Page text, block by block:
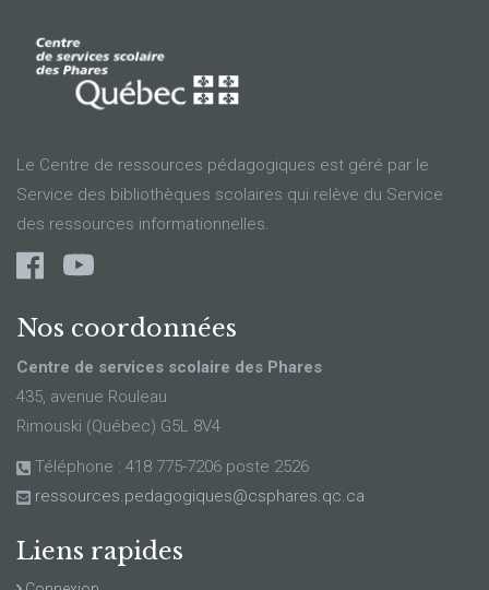
Le Centre de ressources pédagogiques est géré par le
Service des bibliothèques scolaires qui relève du Service
des ressources informationnelles.
Nos coordonnées
Centre de services scolaire des Phares
435, avenue Rouleau
Rimouski (Québec) G5L 8V4
Téléphone : 418 775-7206 poste 2526
ressources.pedagogiques@csphares.qc.ca
Liens rapides